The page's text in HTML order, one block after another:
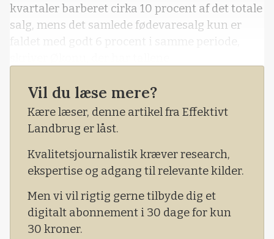
kvartaler barberet cirka 10 procent af det totale
salg, mens det samlede fødevaresalg kun er
faldet med godt 6 procent i samme periode,
Vil du læse mere?
Kære læser, denne artikel fra Effektivt
Landbrug er låst.
Kvalitetsjournalistik kræver research,
ekspertise og adgang til relevante kilder.
Men vi vil rigtig gerne tilbyde dig et
digitalt abonnement i 30 dage for kun
30 kroner.